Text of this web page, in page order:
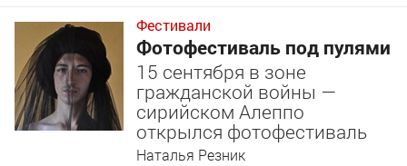
Фестивали
Фотофестиваль под пулями
15 сентября в зоне
гражданской войны —
сирийском Алеппо
открылся фотофестиваль
Наталья Резник